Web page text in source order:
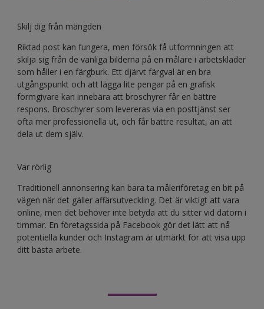
Skilj dig från mängden
Riktad post kan fungera, men försök få utformningen att
skilja sig från de vanliga bilderna på en målare i arbetskläder
som håller i en färgburk. Ett djärvt färgval är en bra
utgångspunkt och att lägga lite pengar på en grafisk
formgivare kan innebära att broschyrer får en bättre
respons. Broschyrer som levereras via en posttjänst ser
ofta mer professionella ut, och får bättre resultat, än att
dela ut dem själv.
Var rörlig
Traditionell annonsering kan bara ta måleriföretag en bit på
vägen när det gäller affärsutveckling. Det är viktigt att vara
online, men det behöver inte betyda att du sitter vid datorn i
timmar. En företagssida på Facebook gör det lätt att nå
potentiella kunder och Instagram är utmärkt för att visa upp
ditt bästa arbete.